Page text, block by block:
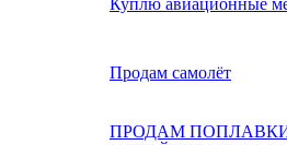
Продам самолёт
ПРОДАМ